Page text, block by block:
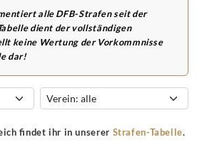
alle DFB-Strafen seit der
dient der vollständigen
keine Wertung der Vorkommnisse
dar!
findet ihr in unserer Strafen-Tabelle.